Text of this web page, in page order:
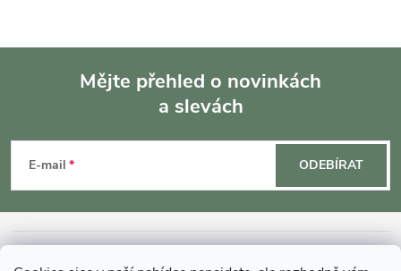
p
a
Mějte přehled o novinkách
a slevách
E-mail ODEBÍRAT